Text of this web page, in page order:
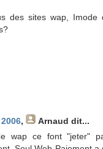
des sites wap,
, Arnaud dit...
wap ce font "jeter"